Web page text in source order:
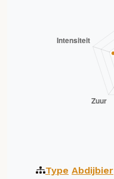
Type Abdijbier